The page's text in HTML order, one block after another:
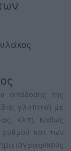
απόδοσης της
γλυπτική με
κλπ), καθώς
και των